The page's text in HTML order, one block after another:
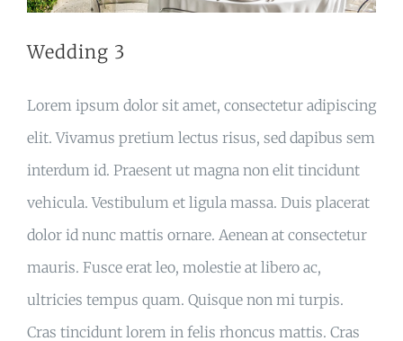
Wedding 3
Lorem ipsum dolor sit amet, consectetur adipiscing
elit. Vivamus pretium lectus risus, sed dapibus sem
interdum id. Praesent ut magna non elit tincidunt
vehicula. Vestibulum et ligula massa. Duis placerat
dolor id nunc mattis ornare. Aenean at consectetur
mauris. Fusce erat leo, molestie at libero ac,
ultricies tempus quam. Quisque non mi turpis.
Cras tincidunt lorem in felis rhoncus mattis. Cras